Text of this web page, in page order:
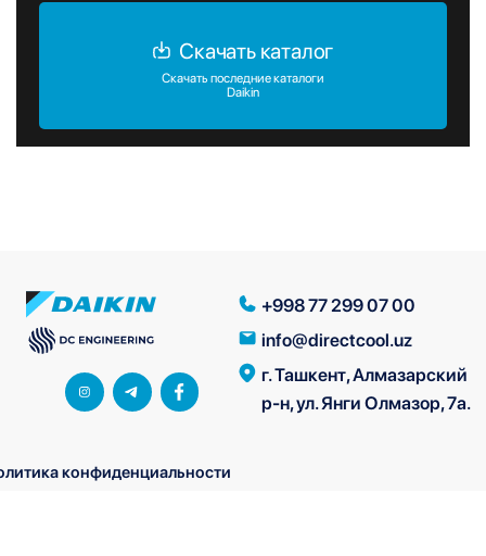
Скачать каталог
Скачать последние каталоги
Daikin
+998 77 299 07 00
info@directcool.uz
г. Ташкент, Алмазарский
р-н, ул. Янги Олмазор, 7а.
конфиденциальности